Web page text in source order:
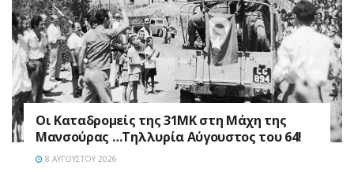
Οι Καταδρομείς της 31ΜΚ στη Mάχη της
Μανσούρας …Τηλλυρία Αύγουστος του 64!
8 ΑΥΓΟΎΣΤΟΥ 2026